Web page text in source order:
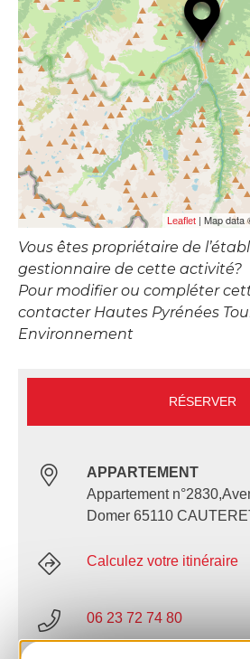
Leaflet | Map data
Vous êtes propriétaire de
gestionnaire de cette activité?
Pour modifier ou compléter
contacter Hautes Pyrénées
Environnement
RÉSERVER
APPARTEMENT
Appartement
Domer 65110
Calculez votre itinéraire
06 23 72 74 80